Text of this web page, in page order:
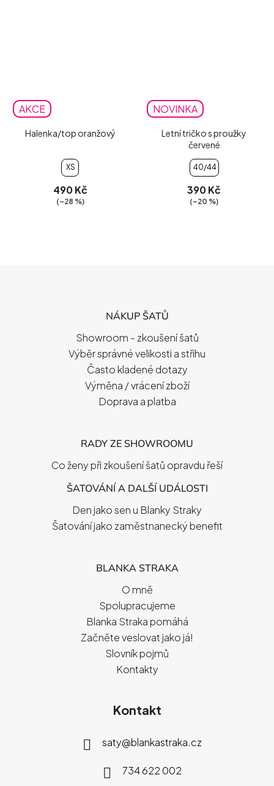
AKCE
Halenka/top oranžový
XS
490 Kč
(–28 %)
NOVINKA
Letní tričko s proužky
červené
40/44
390 Kč
(–20 %)
NÁKUP ŠATŮ
Showroom - zkoušení šatů
Výběr správné velikosti a střihu
Často kladené dotazy
Výměna / vrácení zboží
Doprava a platba
RADY ZE SHOWROOMU
Co ženy při zkoušení šatů opravdu řeší
ŠATOVÁNÍ A DALŠÍ UDÁLOSTI
Den jako sen u Blanky Straky
Šatování jako zaměstnanecký benefit
BLANKA STRAKA
O mně
Spolupracujeme
Blanka Straka pomáhá
Začněte veslovat jako já!
Slovník pojmů
Kontakty
Kontakt
saty@blankastraka.cz
734 622 002